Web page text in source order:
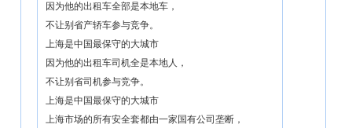
因为他的出租车全部是本地车，
不让别省产轿车参与竞争。
上海是中国最保守的大城市
因为他的出租车司机全是本地人，
不让别省司机参与竞争。
上海是中国最保守的大城市
上海市场的所有安全套都由一家国有公司垄断，